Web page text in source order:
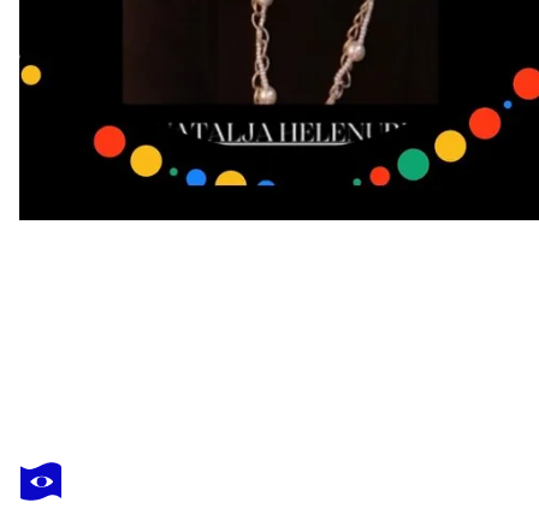
NATALJA HELENURM